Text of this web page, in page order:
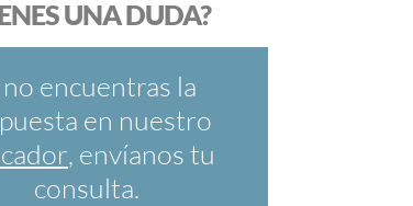
es una fundación patrocinada por
es colaborar con el buen uso del
los medios de comunicación y en
UNA DUDA?
no encuentras la
en nuestro
, envíanos tu
consulta.